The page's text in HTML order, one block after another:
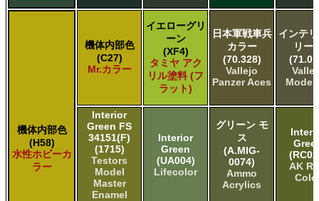
機体内部色
(H58)
水性ホビーカ
ラー
機体内部色
(C27)
Mr.カラー
イエローグリ
ーン
(XF4)
タミヤ アク
リル塗料 (フ
ラット)
日本軍戦車兵
カラー
(70.328)
Vallejo
Panzer Aces
インテ
リー
Model
Interior
Green FS
34151(F)
(1715)
Testors
Model
Master
Enamel
Interior
Green
(UA004)
Lifecolor
グリーン モ
ス
(A.MIG-
0074)
Ammo
Acrylics
AK